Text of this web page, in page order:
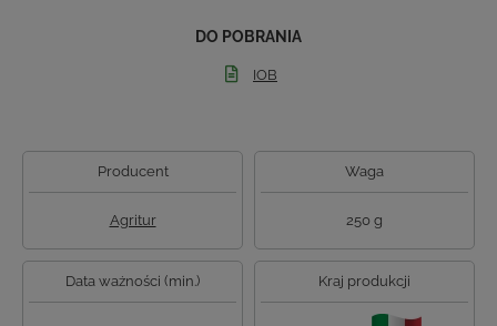
DO POBRANIA
IOB
Producent
Agritur
Waga
250 g
Data ważności (min.) Kraj produkcji